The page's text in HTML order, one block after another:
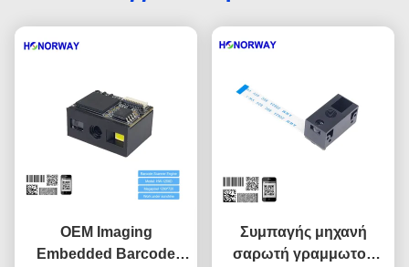
OEM Imaging
Embedded Barcode
Συμπαγής μηχανή
σαρωτή γραμμωτού